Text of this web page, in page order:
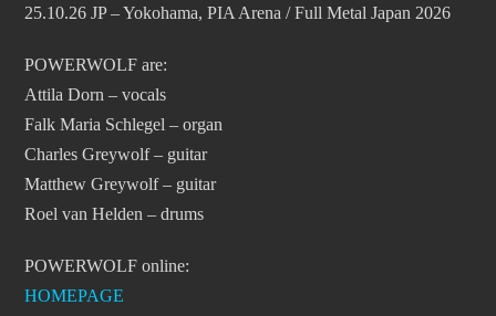
25.10.26 JP – Yokohama, PIA Arena / Full Metal Japan 2026
POWERWOLF are:
Attila Dorn – vocals
Falk Maria Schlegel – organ
Charles Greywolf – guitar
Matthew Greywolf – guitar
Roel van Helden – drums
POWERWOLF online:
HOMEPAGE